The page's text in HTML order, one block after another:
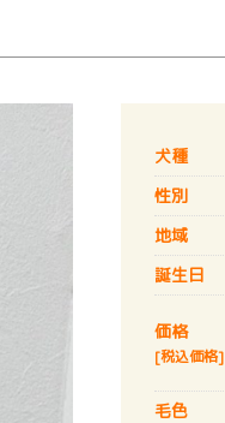
犬種
性別
地域
誕生日
価格
[税込価格]
毛色